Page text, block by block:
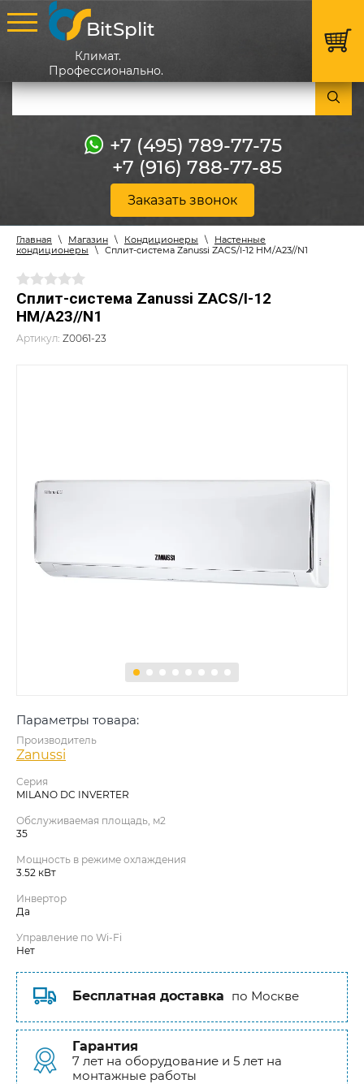
BitSplit
Климат.
Профессионально.
+7 (495) 789-77-75
+7 (916) 788-77-85
Заказать звонок
Главная \ Магазин \ Кондиционеры \
Настенные
кондиционеры
\ Сплит-система Zanussi ZACS/I-12 HM/A23//N1
Сплит-система Zanussi ZACS/I-12
HM/A23//N1
Артикул: Z0061-23
Параметры товара:
Производитель
Zanussi
Серия
MILANO DC INVERTER
Обслуживаемая площадь, м2
35
Мощность в режиме охлаждения
3.52 кВт
Инвертор
Да
Управление по Wi-Fi
Нет
Бесплатная доставка по Москве
Гарантия
7 лет на оборудование и 5 лет на
монтажные работы